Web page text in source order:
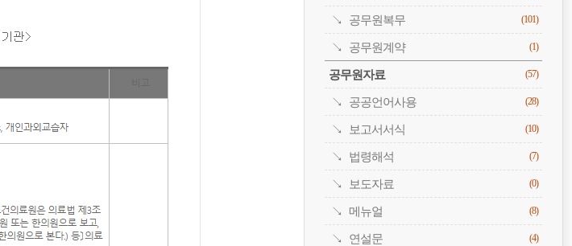
공무원복무 (101)
공무원계약 (1)
공무원자료 (57)
공공언어사용 (28)
보고서서식 (10)
법령해석 (7)
보도자료 (0)
메뉴얼 (8)
연설문 (4)